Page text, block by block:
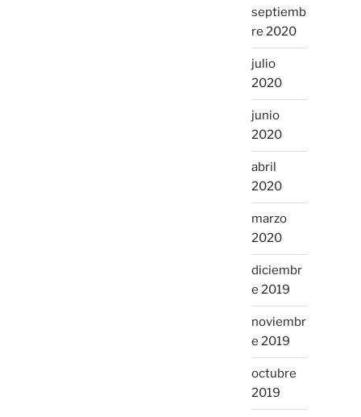
septiemb
re 2020
julio
2020
junio
2020
abril
2020
marzo
2020
diciembr
e 2019
noviembr
e 2019
octubre
2019